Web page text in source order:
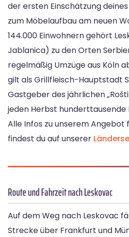
der ersten Einschätzung
zum Möbelaufbau am neuen
144.000 Einwohnern gehört
Jablanica) zu den Orten
regelmäßig Umzüge aus Köln
gilt als Grillfleisch-Hauptstadt
Gastgeber des jährlichen
jeden Herbst hunderttausende
Alle Infos zu unserem Angebot
findest du auf unserer
Route und Fahrzeit nach Leskovac
Auf dem Weg nach Leskovac
Strecke über Frankfurt und